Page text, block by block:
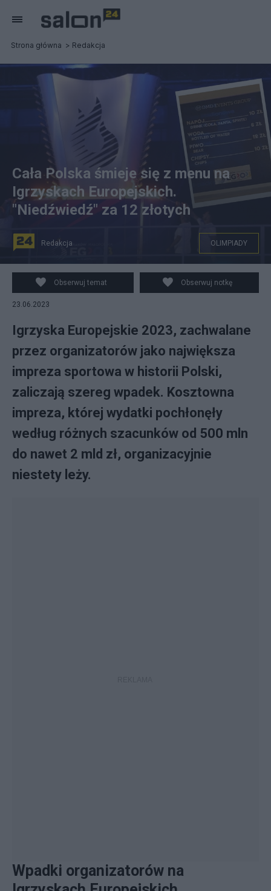
Strona główna Redakcja
fot. PAP/Łukasz Gągulski
Cała Polska śmieje się z menu na
Igrzyskach Europejskich.
"Niedźwiedź" za 12 złotych
Redakcja OLIMPIADY
Obserwuj temat Obserwuj notkę
23.06.2023
Igrzyska Europejskie 2023, zachwalane
przez organizatorów jako największa
impreza sportowa w historii Polski,
zaliczają szereg wpadek. Kosztowna
impreza, której wydatki pochłonęły
według różnych szacunków od 500 mln
do nawet 2 mld zł, organizacyjnie
niestety leży.
Wpadki organizatorów na